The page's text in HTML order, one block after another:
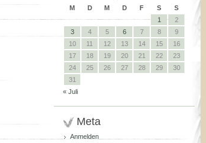
M
D M D F S
S
1
2
3
4 5 6 7 8
9
10
11 12 13 14 15
16
17
18 19 20 21 22
23
24
25 26 27 28 29
30
31
« Juli
Meta
Anmelden